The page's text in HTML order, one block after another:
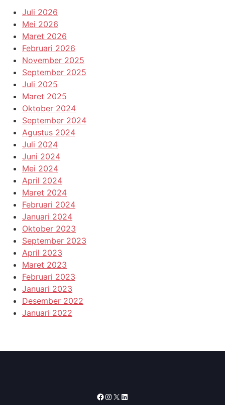
Juli 2026
Mei 2026
Maret 2026
Februari 2026
November 2025
September 2025
Juli 2025
Maret 2025
Oktober 2024
September 2024
Agustus 2024
Juli 2024
Juni 2024
Mei 2024
April 2024
Maret 2024
Februari 2024
Januari 2024
Oktober 2023
September 2023
April 2023
Maret 2023
Februari 2023
Januari 2023
Desember 2022
Januari 2022
Facebook
Instagram
X LinkedIn